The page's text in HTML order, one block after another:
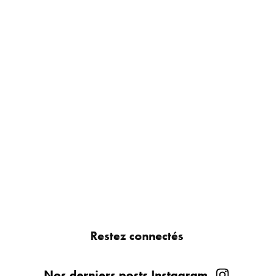
Restez connectés